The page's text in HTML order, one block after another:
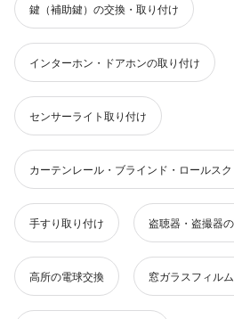
鍵（補助鍵）の交換・取り付け
インターホン・ドアホンの取り付け
センサーライト取り付け
カーテンレール・ブラインド・ロールス
手すり取り付け 盗聴器・盗撮器
高所の電球交換 窓ガラスフィル